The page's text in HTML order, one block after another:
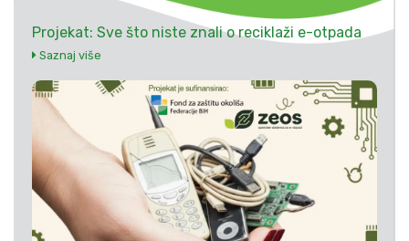
Projekat: Sve što niste znali o reciklaži e-otpada
Saznaj više